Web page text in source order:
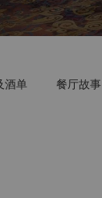
酒单 餐厅故事